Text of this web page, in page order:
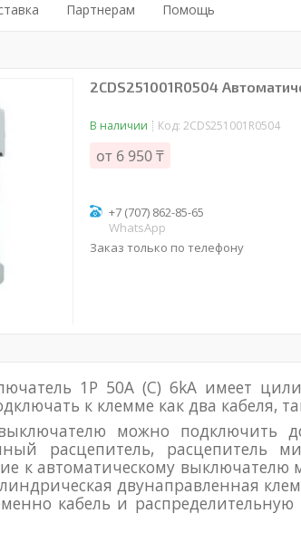
Партнерам Помощь
2CDS251001R0504
В наличии Код: 2CDS251001R0504
от 6 950 ₸
+7 (707) 862-85-65
WhatsApp
Заказ только по телефону
1P 50А (C) 6kA имеет
к клемме как два кабеля,
можно подключить
расцепитель, расцепитель
к автоматическому
двунаправленная
кабель и